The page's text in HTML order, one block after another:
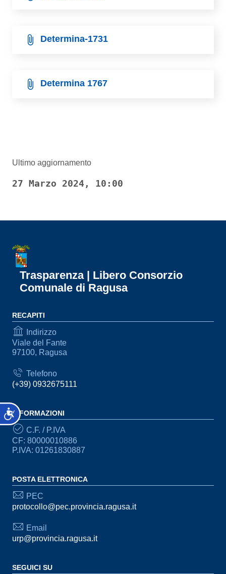
Accessibilità
Determina-1731
Determina 1767
Ultimo aggiornamento
27 Marzo 2024, 10:00
Trasparenza | Libero Consorzio
Comunale di Ragusa
RECAPITI
Indirizzo
Viale del Fante
97100, Ragusa
Telefono
(+39) 0932675111
INFORMAZIONI
C.F. / P.IVA
CF: 80000010886
P.IVA: 01261830887
POSTA ELETTRONICA
PEC
protocollo@pec.provincia.ragusa.it
Email
urp@provincia.ragusa.it
SEGUICI SU